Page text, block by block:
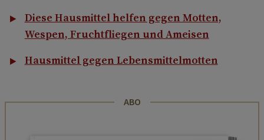
Diese Hausmittel helfen gegen Motten,
Wespen, Fruchtfliegen und Ameisen
Hausmittel gegen Lebensmittelmotten
ABO